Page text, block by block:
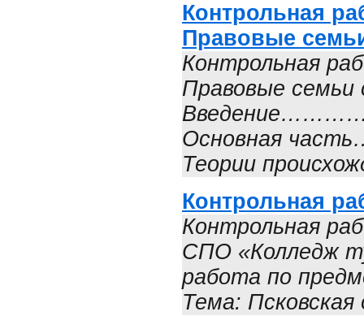
Контрольная
Правовые
Контрольная
Правовые
Основная
Теории
Контрольная
Контрольная
СПО «Колледж
работа по
Тема: